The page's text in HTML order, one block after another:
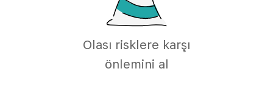
Olası risklere karşı
önlemini al